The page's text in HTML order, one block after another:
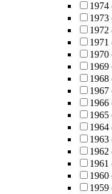
1974
1973
1972
1971
1970
1969
1968
1967
1966
1965
1964
1963
1962
1961
1960
1959